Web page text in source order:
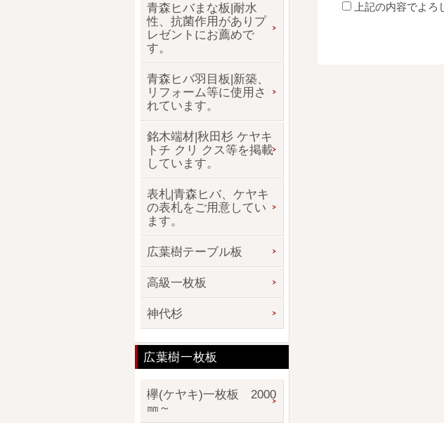
上記の内容でよ
青森ヒバまな板|耐水
性、抗菌作用がありプ
レゼントにお薦めで
す。
青森ヒバ羽目板|新築、
リフォーム等に使用さ
れています。
銘木端材|秋田杉 ケヤキ
トチ クリ クス等を掲載
しています。
表札|青森ヒバ、ケヤキ
の表札をご用意してい
ます。
広葉樹テーブル板
高級一枚板
神代杉
広葉樹一枚板
欅(ケヤキ)一枚板 2000
㎜～